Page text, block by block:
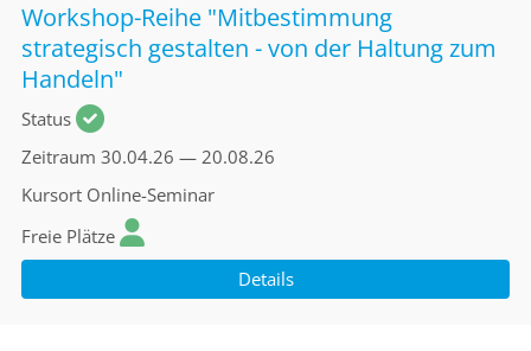
Workshop-Reihe "Mitbestimmung
strategisch gestalten - von der Haltung zum
Handeln"
Status
Zeitraum 30.04.26 — 20.08.26
Kursort Online-Seminar
Freie Plätze
Details